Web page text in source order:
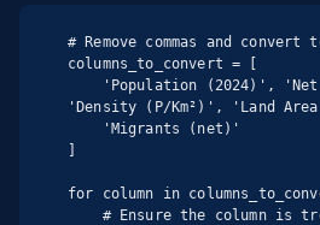
# Remove commas and
columns_to_convert = [
'Density (P/Km²)', 'Land
]
for column in